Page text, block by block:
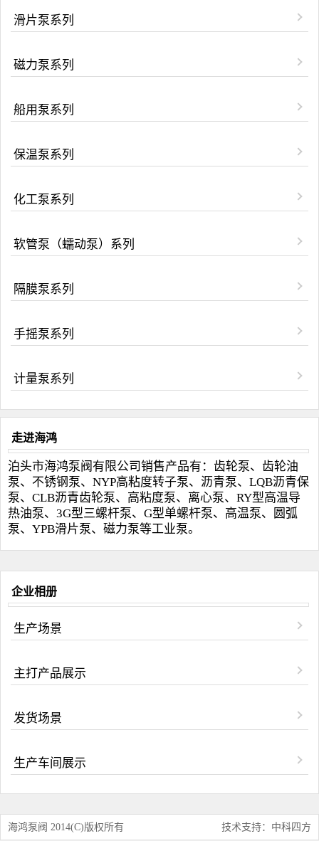
滑片泵系列
磁力泵系列
船用泵系列
保温泵系列
化工泵系列
软管泵（蠕动泵）系列
隔膜泵系列
手摇泵系列
计量泵系列
走进海鸿
泊头市海鸿泵阀有限公司销售产品有：齿轮泵、齿轮油
泵、不锈钢泵、NYP高粘度转子泵、沥青泵、LQB沥青保
泵、CLB沥青齿轮泵、高粘度泵、离心泵、RY型高温导
热油泵、3G型三螺杆泵、G型单螺杆泵、高温泵、圆弧
泵、YPB滑片泵、磁力泵等工业泵。
企业相册
生产场景
主打产品展示
发货场景
生产车间展示
海鸿泵阀 2014(C)版权所有 技术支持：中科四方